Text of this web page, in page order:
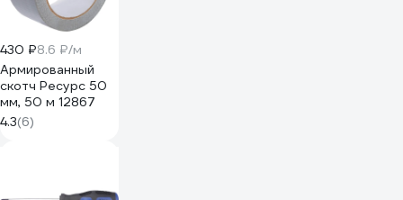
430 ₽8.6 ₽/м
Армированный
скотч Ресурс 50
мм, 50 м 12867
4.3(6)